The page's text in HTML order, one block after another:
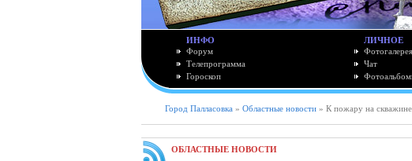
ИНФО
Форум
Телепрограмма
Гороскоп
ЛИЧНОЕ
Фотогалерея
Чат
Город Палласовка » Областные новости » К пожару на скважине
ОБЛАСТНЫЕ НОВОСТИ